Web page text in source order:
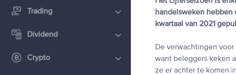
Trading
Dividend
Crypto
handelsweken
kwartaal van 2021
De verwachtingen
want beleggers keken
ze er achter te komen